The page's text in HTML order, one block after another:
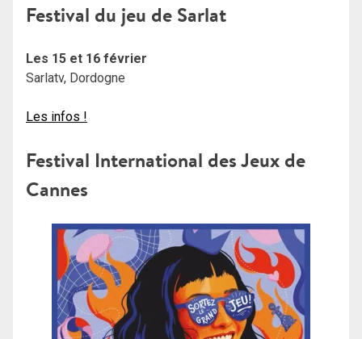
Festival du jeu de Sarlat
Les 15 et 16 février
Sarlatv, Dordogne
Les infos !
Festival International des Jeux de
Cannes